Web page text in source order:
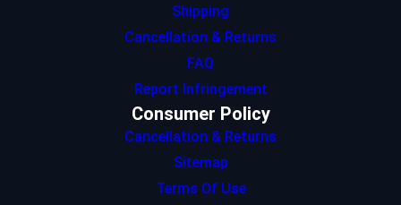
Shipping
Cancellation & Returns
FAQ
Report Infringement
Consumer Policy
Cancellation & Returns
Sitemap
Terms Of Use